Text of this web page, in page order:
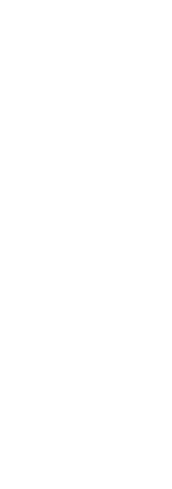
beschikken over
De indeling is
mogelijkheden
De zolder is
momenteel
biedt potentie
kamer,
77 m² en
ruimte en een
vloeroppervlak
De achtertuin
momenteel
Dit biedt de
eigen wens aan
De woning is
Afmetingen
Soort